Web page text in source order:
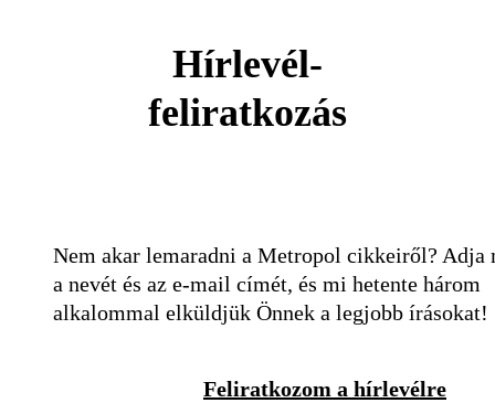
Hírlevél-
feliratkozás
Nem akar lemaradni a Metropol cikkeiről? Adja
a nevét és az e-mail címét, és mi hetente három
alkalommal elküldjük Önnek a legjobb írásokat!
Feliratkozom a hírlevélre